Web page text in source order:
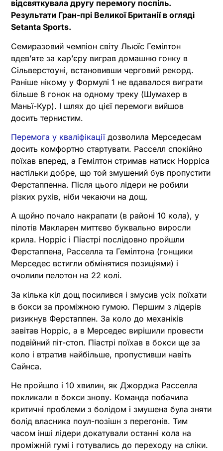
відсвяткувала другу перемогу поспіль.
Результати Гран-прі Великої Британії в огляді
Setanta Sports.
Семиразовий чемпіон світу Льюїс Гемілтон
вдевʼяте за карʼєру виграв домашню гонку в
Сільверстоуні, встановивши черговий рекорд.
Раніше нікому у Формулі 1 не вдавалося виграти
більше 8 гонок на одному треку (Шумахер в
Маньї-Кур). І шлях до цієї перемоги вийшов
досить тернистим.
Перемога у кваліфікаціїдозволила Мерседесам
досить комфортно стартувати. Расселл спокійно
поїхав вперед, а Гемілтон стримав натиск Норріса
настільки добре, що той змушений був пропустити
Ферстаппенна. Після цього лідери не робили
різких рухів, ніби чекаючи на дощ.
А щойно почало накрапати (в районі 10 кола), у
пілотів Макларен миттєво буквально виросли
крила. Норріс і Піастрі послідовно пройшли
Ферстаппена, Расселла та Гемілтона (гонщики
Мерседес встигли обмінятися позиціями) і
очолили пелотон на 22 колі.
За кілька кіл дощ посилився і змусив усіх поїхати
в бокси за проміжною гумою. Першим з лідерів
ризикнув Ферстаппен. За коло до механіків
завітав Норріс, а в Мерседес вирішили провести
подвійний піт-стоп. Піастрі поїхав в бокси ще за
коло і втратив найбільше, пропустивши навіть
Сайнса.
Не пройшло і 10 хвилин, як Джорджа Расселла
покликали в бокси знову. Команда побачила
критичні проблеми з болідом і змушена була зняти
болід власника поул-позішн з перегонів. Тим
часом інші лідери докатували останні кола на
проміжній гумі і готувались до переходу на сліки.